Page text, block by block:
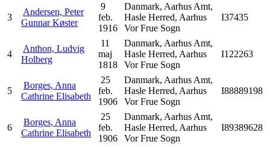
3
Andersen, Peter
Gunnar Køster
9
feb.
1916
Danmark, Aarhus Amt,
Hasle Herred, Aarhus
Vor Frue Sogn
I37435
4
Anthon, Ludvig
Holberg
11
maj
1818
Danmark, Aarhus Amt,
Hasle Herred, Aarhus
Vor Frue Sogn
I122263
5
Borges, Anna
Cathrine Elisabeth
25
feb.
1906
Danmark, Aarhus Amt,
Hasle Herred, Aarhus
Vor Frue Sogn
I88889198
6
Borges, Anna
Cathrine Elisabeth
25
feb.
1906
Danmark, Aarhus Amt,
Hasle Herred, Aarhus
Vor Frue Sogn
I89389628